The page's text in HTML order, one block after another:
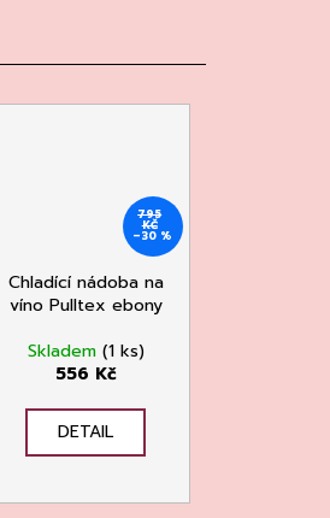
795
KČ
–30 %
Chladící nádoba na
víno Pulltex ebony
Skladem (1 ks)
556 Kč
DETAIL